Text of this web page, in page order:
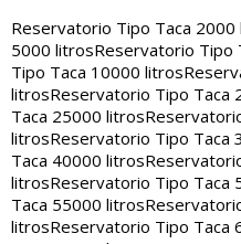
Reservatorio Tipo Taca 2000
5000 litrosReservatorio Tipo
Tipo Taca 10000 litros
litrosReservatorio Tipo Taca
Taca 25000 litros
litrosReservatorio Tipo Taca
Taca 40000 litros
litrosReservatorio Tipo Taca
Taca 55000 litros
litrosReservatorio Tipo Taca